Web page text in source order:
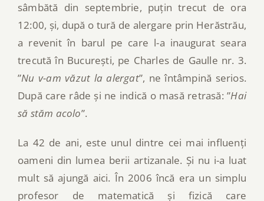
sâmbătă din septembrie, puțin trecut de ora
12:00, și, după o tură de alergare prin Herăstrău,
a revenit în barul pe care l-a inaugurat seara
trecută în București, pe Charles de Gaulle nr. 3.
”Nu v-am văzut la alergat”, ne întâmpină serios.
După care râde și ne indică o masă retrasă: ”Hai
să stăm acolo”.
La 42 de ani, este unul dintre cei mai influenți
oameni din lumea berii artizanale. Și nu i-a luat
mult să ajungă aici. În 2006 încă era un simplu
profesor de matematică și fizică care